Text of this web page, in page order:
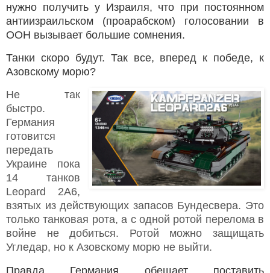
нужно получить у Израиля, что при постоянном
антиизраильском (проарабском) голосовании в
ООН вызывает большие сомнения.
Танки скоро будут. Так все, вперед к победе, к
Азовскому морю?
Не так
быстро.
Германия
готовится
передать
Украине пока
14 танков
Leopard 2A6,
взятых из действующих запасов Бундесвера. Это
только танковая рота, а с одной ротой перелома в
войне не добиться. Ротой можно защищать
Угледар, но к Азовскому морю не выйти.
Правда Германия обещает поставить